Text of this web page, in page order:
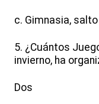
c. Gimnasia, salto
5. ¿Cuántos
invierno, ha
Dos